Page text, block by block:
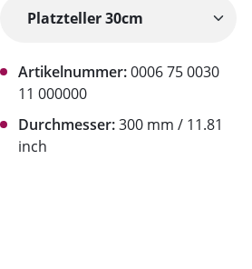
Artikelnummer:0006 75 0030
11 000000
Durchmesser:300 mm / 11.81
inch